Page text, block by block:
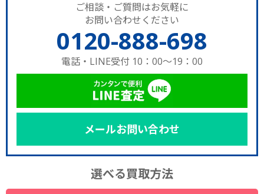
ご相談・ご質問はお気軽に
お問い合わせください
0120-888-698
電話・LINE受付 10：00～19：00
メールお問い合わせ
選べる買取方法